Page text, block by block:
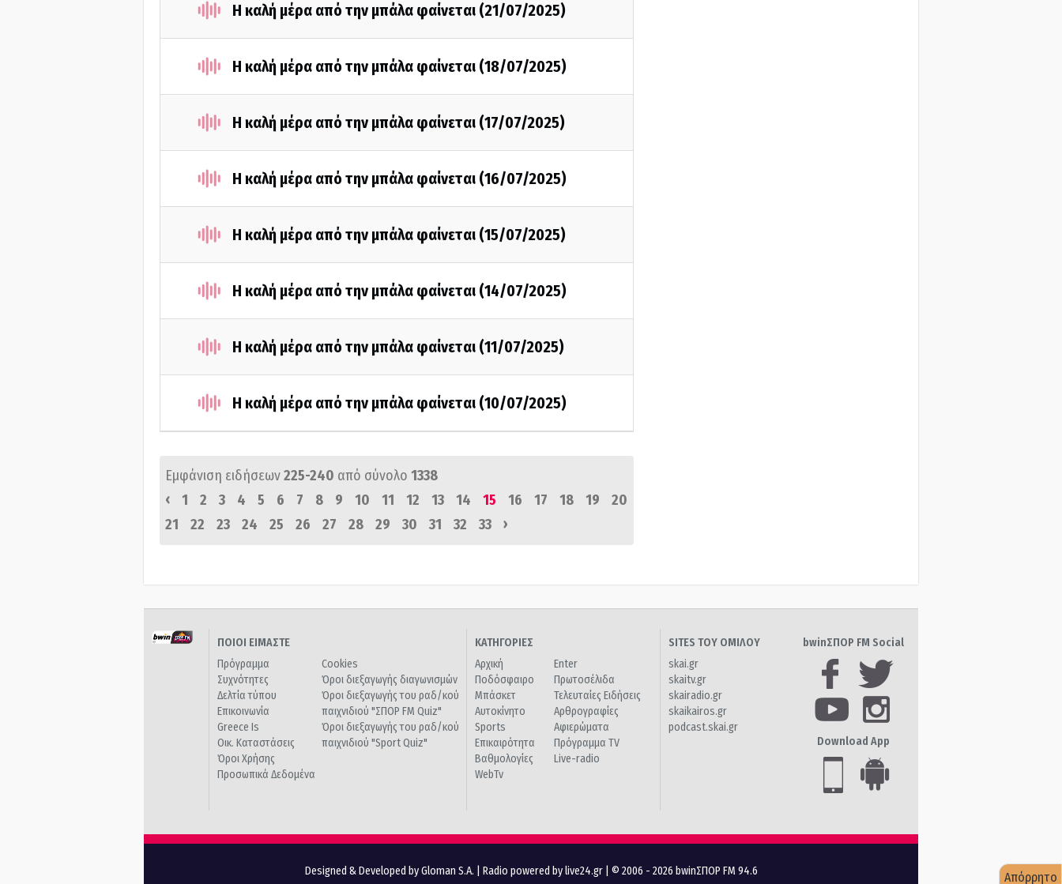
Η καλή μέρα από την μπάλα φαίνεται (21/07/2025)
Η καλή μέρα από την μπάλα φαίνεται (18/07/2025)
Η καλή μέρα από την μπάλα φαίνεται (17/07/2025)
Η καλή μέρα από την μπάλα φαίνεται (16/07/2025)
Η καλή μέρα από την μπάλα φαίνεται (15/07/2025)
Η καλή μέρα από την μπάλα φαίνεται (14/07/2025)
Η καλή μέρα από την μπάλα φαίνεται (11/07/2025)
Η καλή μέρα από την μπάλα φαίνεται (10/07/2025)
Εμφάνιση ειδήσεων225-240 από σύνολο 1338
‹
1 2 3 4 5 6 7 8 9 10 11 12 13 14 15 16 17 18 19
20
21
22 23 24 25 26 27 28 29 30 31 32 33 ›
ΠΟΙΟΙ ΕΙΜΑΣΤΕ
Πρόγραμμα
Συχνότητες
Δελτία τύπου
Επικοινωνία
Greece Is
Οικ. Καταστάσεις
Όροι Χρήσης
Προσωπικά Δεδομένα
Cookies
Όροι διεξαγωγής διαγωνισμών
Όροι διεξαγωγής του ραδ/κού
παιχνιδιού "ΣΠΟΡ FM Quiz"
Όροι διεξαγωγής του ραδ/κού
παιχνιδιού "Sport Quiz"
ΚΑΤΗΓΟΡΙΕΣ
Αρχική
Ποδόσφαιρο
Μπάσκετ
Αυτοκίνητο
Sports
Επικαιρότητα
Βαθμολογίες
WebTv
Enter
Πρωτοσέλιδα
Τελευταίες Ειδήσεις
Αρθρογραφίες
Αφιερώματα
Πρόγραμμα TV
Live-radio
SITES ΤΟΥ ΟΜΙΛΟΥ
skai.gr
skaitv.gr
skairadio.gr
skaikairos.gr
podcast.skai.gr
bwinΣΠΟΡ FM Social
Download App
Designed & Developed by Gloman S.A. Radio powered by live24.gr | © 2006 - 2026 bwinΣΠΟΡ FM 94.6 Απόρρητο